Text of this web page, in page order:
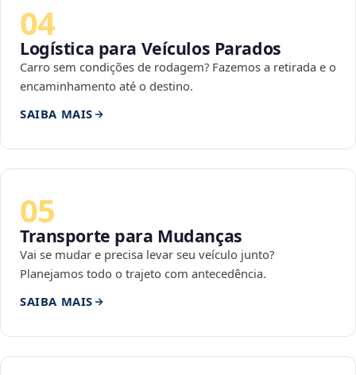
04
Logística para Veículos Parados
Carro sem condições de rodagem? Fazemos a retirada e o
encaminhamento até o destino.
SAIBA MAIS
05
Transporte para Mudanças
Vai se mudar e precisa levar seu veículo junto?
Planejamos todo o trajeto com antecedência.
SAIBA MAIS